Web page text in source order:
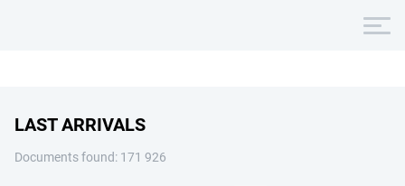
LAST ARRIVALS
Documents found: 171 926